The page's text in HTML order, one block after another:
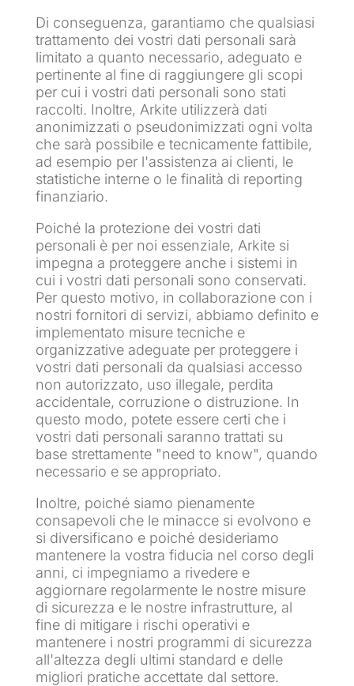
Di conseguenza, garantiamo che qualsiasi
trattamento dei vostri dati personali sarà
limitato a quanto necessario, adeguato e
pertinente al fine di raggiungere gli scopi
per cui i vostri dati personali sono stati
raccolti. Inoltre, Arkite utilizzerà dati
anonimizzati o pseudonimizzati ogni volta
che sarà possibile e tecnicamente fattibile,
ad esempio per l'assistenza ai clienti, le
statistiche interne o le finalità di reporting
finanziario.
Poiché la protezione dei vostri dati
personali è per noi essenziale, Arkite si
impegna a proteggere anche i sistemi in
cui i vostri dati personali sono conservati.
Per questo motivo, in collaborazione con i
nostri fornitori di servizi, abbiamo definito e
implementato misure tecniche e
organizzative adeguate per proteggere i
vostri dati personali da qualsiasi accesso
non autorizzato, uso illegale, perdita
accidentale, corruzione o distruzione. In
questo modo, potete essere certi che i
vostri dati personali saranno trattati su
base strettamente "need to know", quando
necessario e se appropriato.
Inoltre, poiché siamo pienamente
consapevoli che le minacce si evolvono e
si diversificano e poiché desideriamo
mantenere la vostra fiducia nel corso degli
anni, ci impegniamo a rivedere e
aggiornare regolarmente le nostre misure
di sicurezza e le nostre infrastrutture, al
fine di mitigare i rischi operativi e
mantenere i nostri programmi di sicurezza
all'altezza degli ultimi standard e delle
migliori pratiche accettate dal settore.